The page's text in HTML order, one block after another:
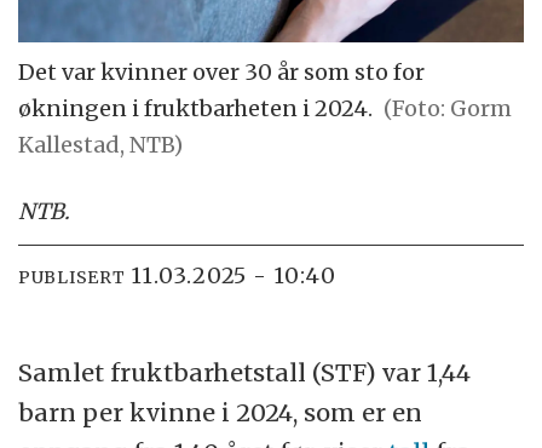
Det var kvinner over 30 år som sto for
økningen i fruktbarheten i 2024. (Foto: Gorm
Kallestad, NTB)
NTB.
PUBLISERT 11.03.2025 - 10:40
Samlet fruktbarhetstall (STF) var 1,44
barn per kvinne i 2024, som er en